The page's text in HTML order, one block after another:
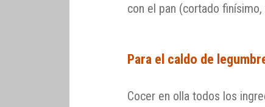
con el pan (cortado
Para el caldo de
Cocer en olla todos los